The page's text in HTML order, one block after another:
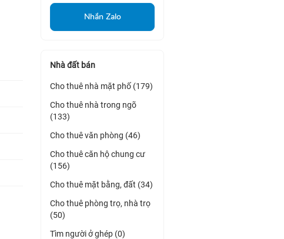
Nhắn Zalo
Nhà đất bán
Cho thuê nhà mặt phố (179)
Cho thuê nhà trong ngõ
(133)
Cho thuê văn phòng (46)
Cho thuê căn hộ chung cư
(156)
Cho thuê mặt bằng, đất (34)
Cho thuê phòng trọ, nhà trọ
(50)
Tìm người ở ghép (0)